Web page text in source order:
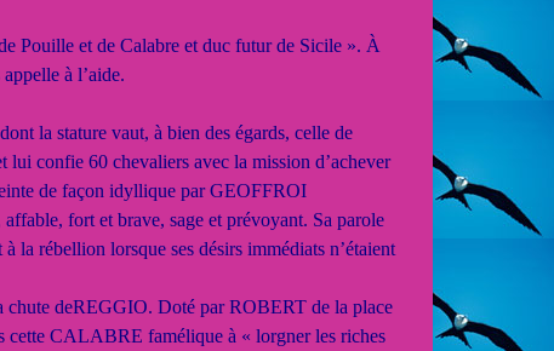
Pouille et de Calabre et duc futur de Sicile ». À
à l’aide.
la stature vaut, à bien des égards, celle de
confie 60 chevaliers avec la mission d’achever
de façon idyllique par GEOFFROI
fort et brave, sage et prévoyant. Sa parole
la rébellion lorsque ses désirs immédiats n’étaient
deREGGIO. Doté par ROBERT de la place
cette CALABRE famélique à « lorgner les riches